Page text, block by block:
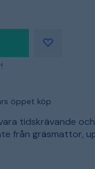
öppet köp
tidskrävande och
från gräsmattor,